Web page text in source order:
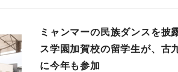
ミャンマーの民族ダンスを披
ス学園加賀校の留学生が、古
に今年も参加